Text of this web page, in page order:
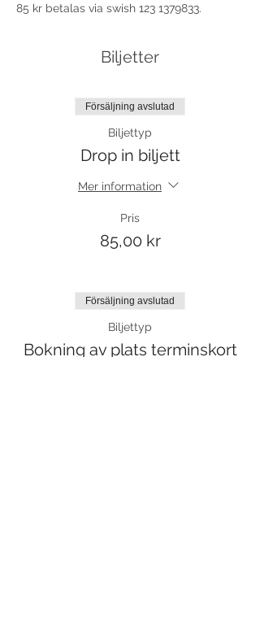
85 kr betalas via swish 123 1379833.
Biljetter
Försäljning avslutad
Biljettyp
Drop in biljett
Mer information
Pris
85,00 kr
Försäljning avslutad
Biljettyp
Bokning av plats terminskort